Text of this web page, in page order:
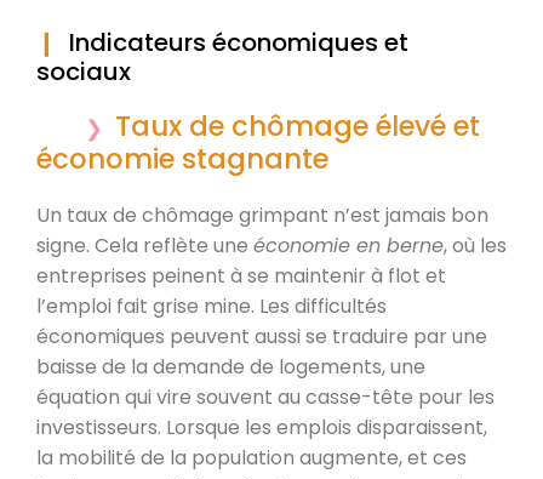
Indicateurs économiques et
sociaux
Taux de chômage élevé et
économie stagnante
Un taux de chômage grimpant n’est jamais bon
signe. Cela reflète une économie en berne, où les
entreprises peinent à se maintenir à flot et
l’emploi fait grise mine. Les difficultés
économiques peuvent aussi se traduire par une
baisse de la demande de logements, une
équation qui vire souvent au casse-tête pour les
investisseurs. Lorsque les emplois disparaissent,
la mobilité de la population augmente, et ces